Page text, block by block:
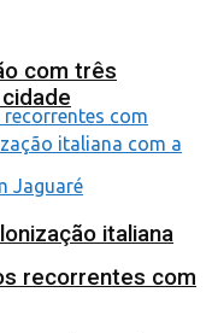
recorrentes com
com três
italiana